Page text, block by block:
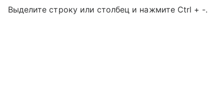
Выделите строку или столбец и нажмите Ctrl + -.